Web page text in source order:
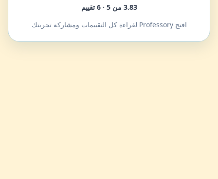
3.83 من 5 · 6 تقييم
افتح Professory لقراءة كل التقييمات ومشاركة تجربتك